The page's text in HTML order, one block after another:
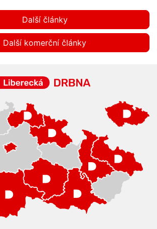
Další články
Další komerční články